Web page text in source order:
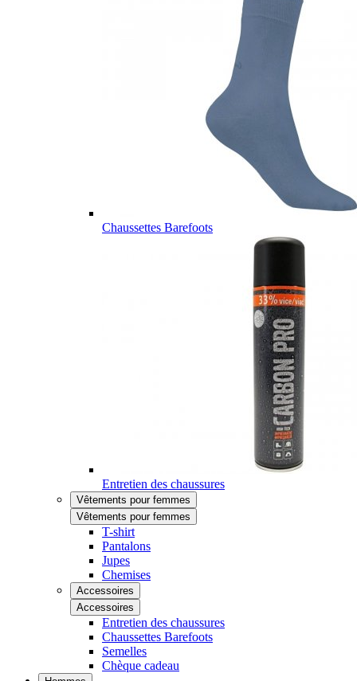
Chaussettes Barefoots
Entretien des chaussures
Vêtements pour femmes
Vêtements pour femmes
T-shirt
Pantalons
Jupes
Chemises
Accessoires
Accessoires
Entretien des chaussures
Chaussettes Barefoots
Semelles
Chèque cadeau